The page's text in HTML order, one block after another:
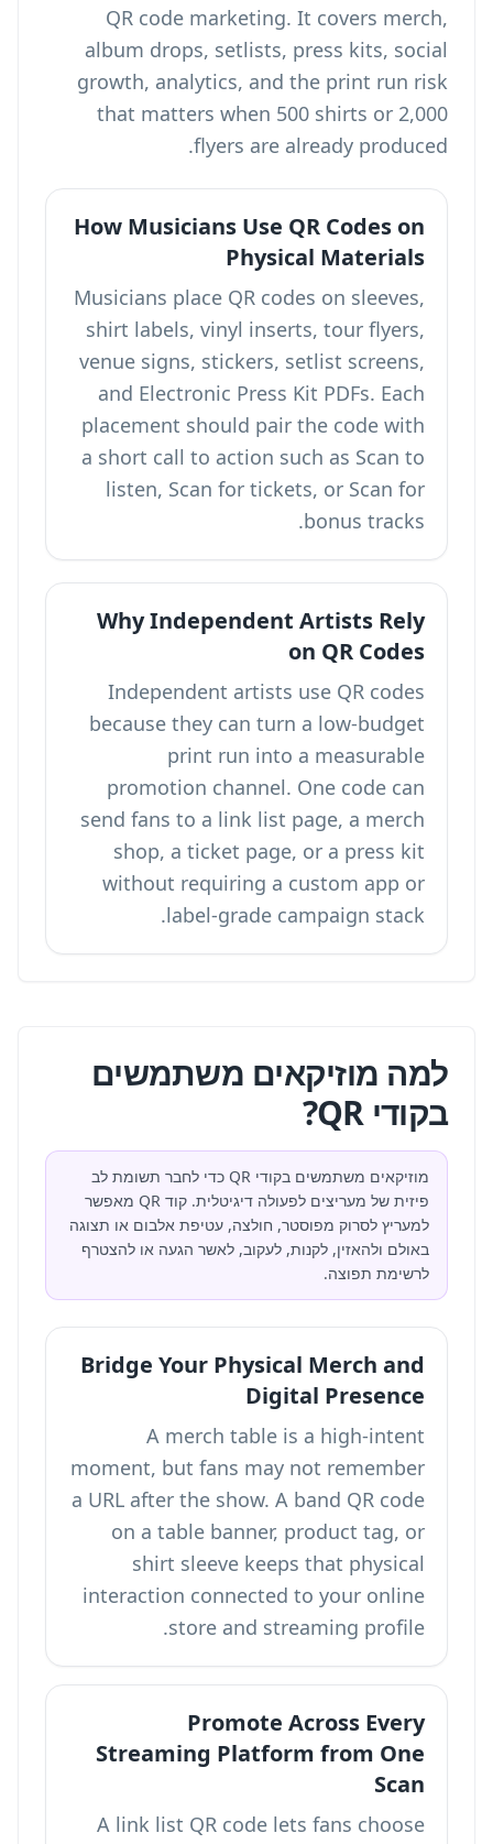
QR code marketing. It covers merch,
album drops, setlists, press kits, social
growth, analytics, and the print run risk
that matters when 500 shirts or 2,000
flyers are already produced.
How Musicians Use QR Codes on
Physical Materials
Musicians place QR codes on sleeves,
shirt labels, vinyl inserts, tour flyers,
venue signs, stickers, setlist screens,
and Electronic Press Kit PDFs. Each
placement should pair the code with
a short call to action such as Scan to
listen, Scan for tickets, or Scan for
bonus tracks.
Why Independent Artists Rely
on QR Codes
Independent artists use QR codes
because they can turn a low-budget
print run into a measurable
promotion channel. One code can
send fans to a link list page, a merch
shop, a ticket page, or a press kit
without requiring a custom app or
label-grade campaign stack.
למה מוזיקאים משתמשים
בקודי QR?
מוזיקאים משתמשים בקודי QR כדי לחבר תשומת לב
פיזית של מעריצים לפעולה דיגיטלית. קוד QR מאפשר
למעריץ לסרוק מפוסטר, חולצה, עטיפת אלבום או תצוגה
באולם ולהאזין, לקנות, לעקוב, לאשר הגעה או להצטרף
לרשימת תפוצה.
Bridge Your Physical Merch and
Digital Presence
A merch table is a high-intent
moment, but fans may not remember
a URL after the show. A band QR code
on a table banner, product tag, or
shirt sleeve keeps that physical
interaction connected to your online
store and streaming profile.
Promote Across Every
Streaming Platform from One
Scan
A link list QR code lets fans choose